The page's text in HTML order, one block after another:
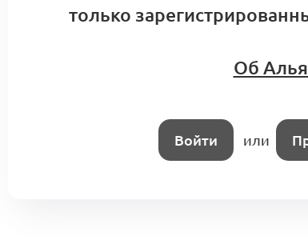
только
Об
Войти или